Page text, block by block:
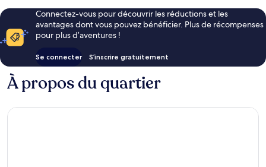
Connectez-vous pour découvrir les réductions et les
avantages dont vous pouvez bénéficier. Plus de récompenses
pour plus d’aventures !
Se connecter S’inscrire gratuitement
À propos du quartier